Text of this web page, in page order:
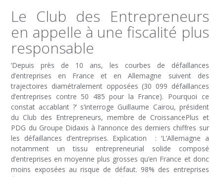
Le Club des Entrepreneurs
en appelle à une fiscalité plus
responsable
‘Depuis près de 10 ans, les courbes de défaillances
d’entreprises en France et en Allemagne suivent des
trajectoires diamétralement opposées (30 099 défaillances
d’entreprises contre 50 485 pour la France). Pourquoi ce
constat accablant ?’ s’interroge Guillaume Cairou, président
du Club des Entrepreneurs, membre de CroissancePlus et
PDG du Groupe Didaxis à l’annonce des derniers chiffres sur
les défaillances d’entreprises. Explication : ‘L’Allemagne a
notamment un tissu entrepreneurial solide composé
d’entreprises en moyenne plus grosses qu’en France et donc
moins exposées au risque de défaut. 98% des entreprises